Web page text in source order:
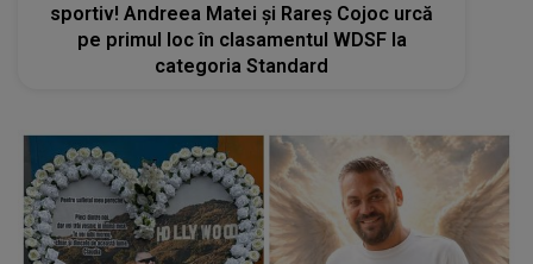
sportiv! Andreea Matei și Rareș Cojoc urcă
pe primul loc în clasamentul WDSF la
categoria Standard